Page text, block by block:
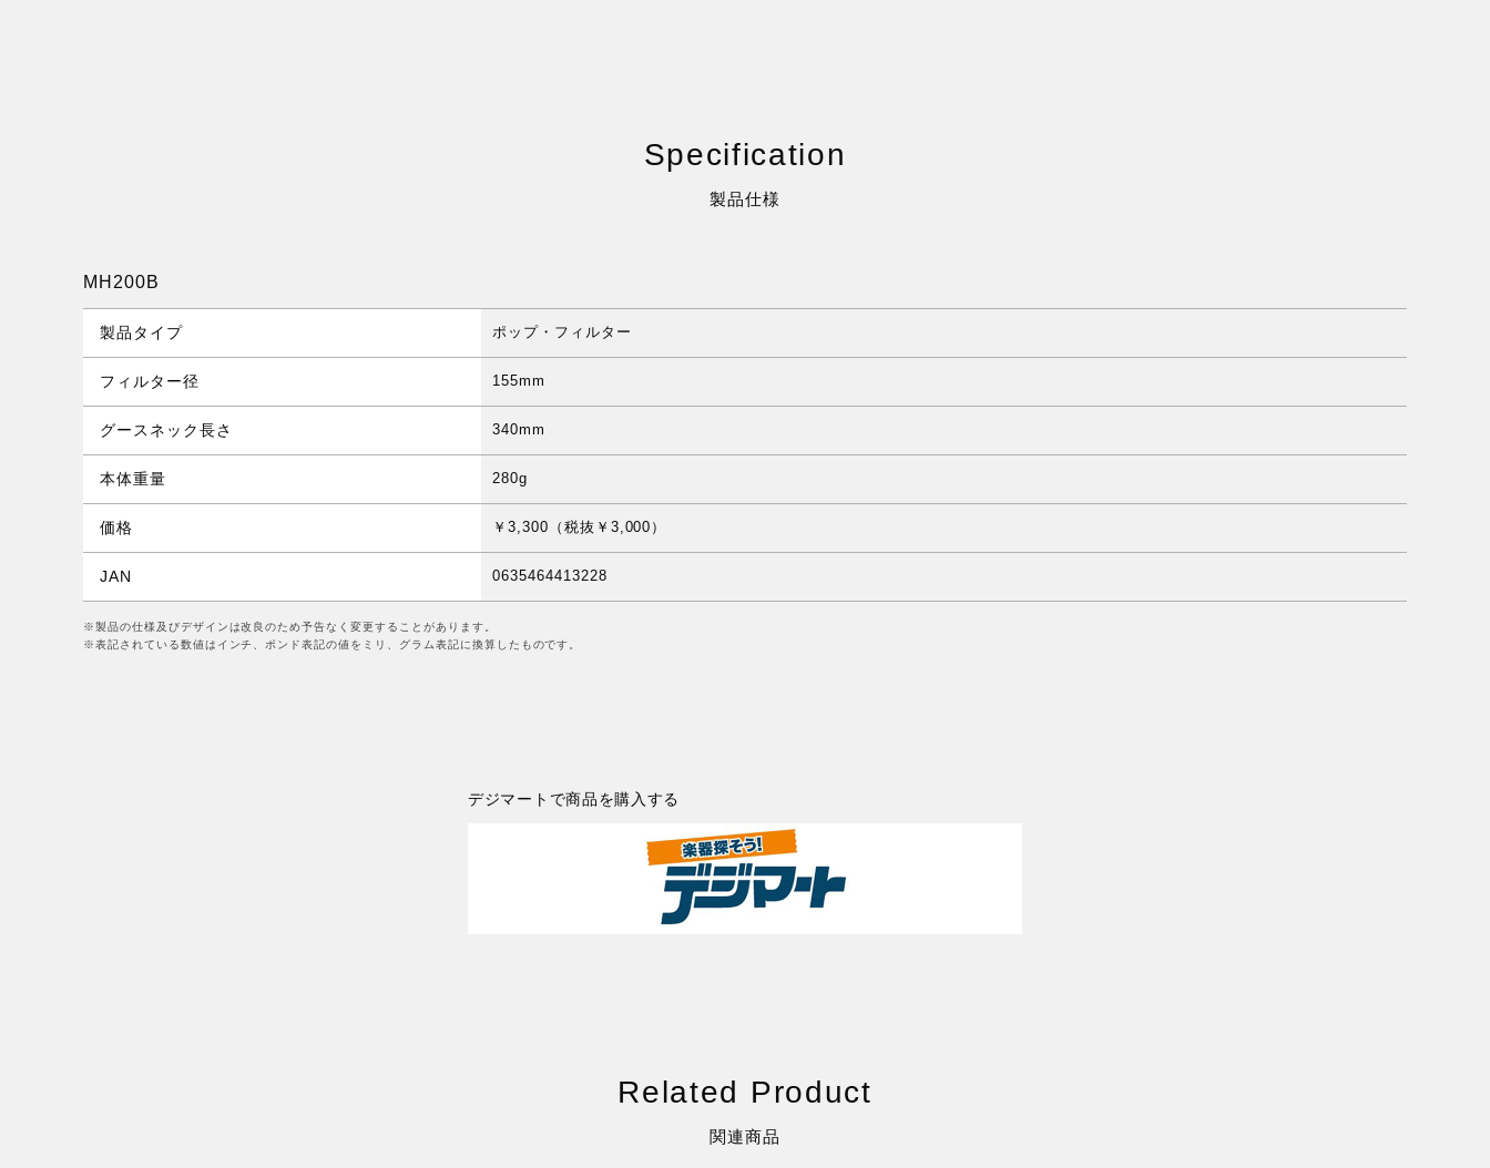
Specification
製品仕様
MH200B
製品タイプ ポップ・フィルター
フィルター径 155mm
グースネック長さ 340mm
本体重量 280g
価格 ￥3,300（税抜￥3,000）
JAN 0635464413228
※製品の仕様及びデザインは改良のため予告なく変更することがあります。
※表記されている数値はインチ、ポンド表記の値をミリ、グラム表記に換算したものです。
デジマートで商品を購入する
Related Product
関連商品